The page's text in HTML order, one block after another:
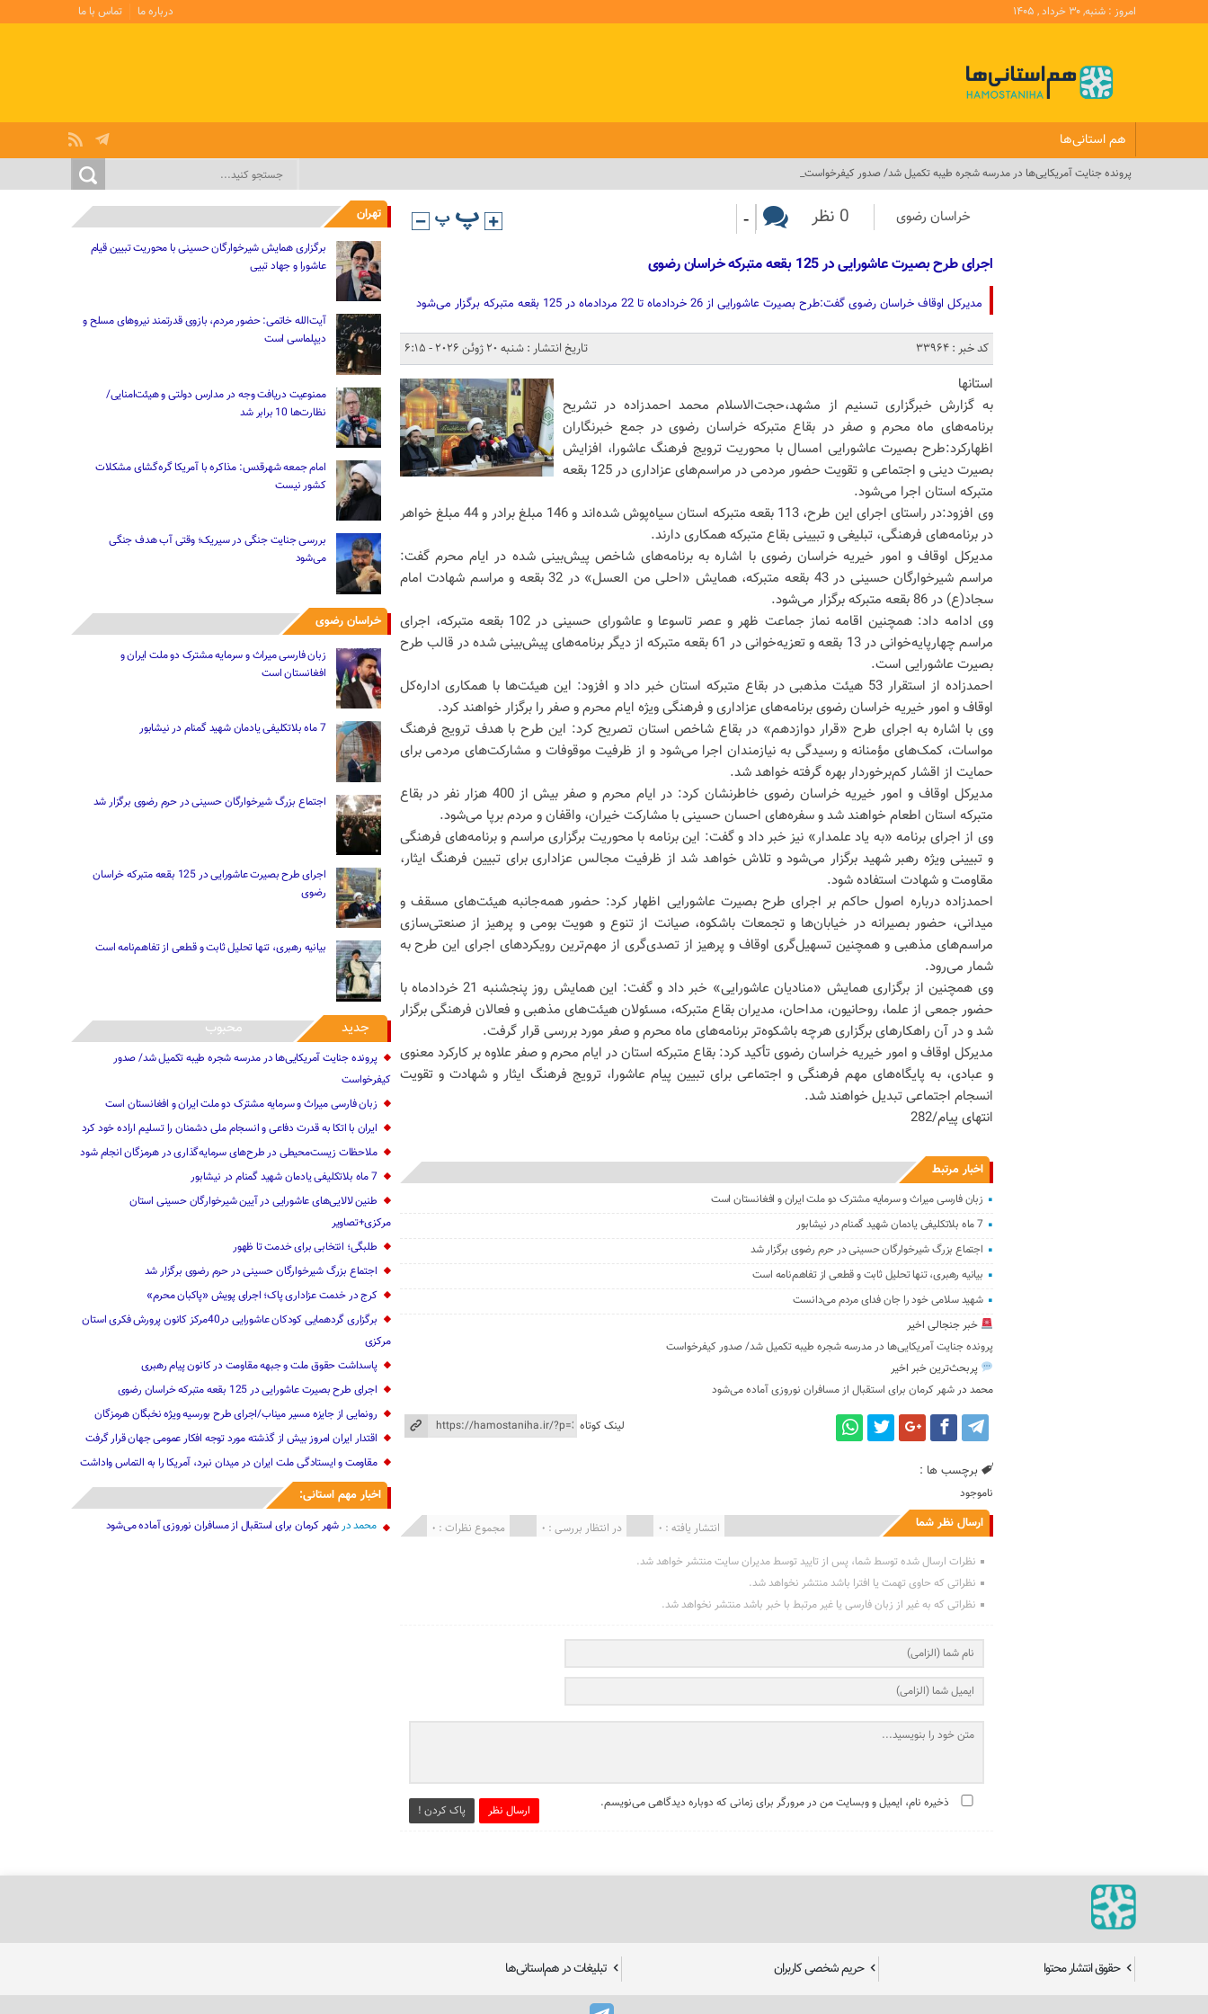
امروز : شنبه, ۳۰ خرداد , ۱۴۰۵ درباره ما تماس با ما
هم استانی‌ها
پرونده جنایت ‌آمریکایی‌ها در مدرسه شجره طیبه تکمیل شد/ صدور کیفرخواست_
خراسان رضوی 0 نظر -
اجرای طرح بصیرت عاشورایی در 125 بقعه متبرکه خراسان رضوی
مدیرکل اوقاف خراسان رضوی گفت:طرح بصیرت عاشورایی از 26 خردادماه تا 22 مردادماه در 125 بقعه متبرکه برگزار می‌شود
کد خبر : 33964
تاریخ انتشار : شنبه 20 ژوئن 2026 - 6:15
استانها
به گزارش خبرگزاری تسنیم از مشهد،حجت‌الاسلام محمد احمدزاده در تشریح
برنامه‌های ماه محرم و صفر در بقاع متبرکه خراسان رضوی در جمع خبرنگاران
اظهارکرد:طرح بصیرت عاشورایی امسال با محوریت ترویج فرهنگ عاشورا، افزایش
بصیرت دینی و اجتماعی و تقویت حضور مردمی در مراسم‌های عزاداری در 125 بقعه
متبرکه استان اجرا می‌شود.
وی افزود:در راستای اجرای این طرح، 113 بقعه متبرکه استان سیاه‌پوش شده‌اند و 146 مبلغ برادر و 44 مبلغ خواهر
در برنامه‌های فرهنگی، تبلیغی و تبیینی بقاع متبرکه همکاری دارند.
مدیرکل اوقاف و امور خیریه خراسان رضوی با اشاره به برنامه‌های شاخص پیش‌بینی شده در ایام محرم گفت:
مراسم شیرخوارگان حسینی در 43 بقعه متبرکه، همایش «احلی من العسل» در 32 بقعه و مراسم شهادت امام
سجاد(ع) در 86 بقعه متبرکه برگزار می‌شود.
وی ادامه داد: همچنین اقامه نماز جماعت ظهر و عصر تاسوعا و عاشورای حسینی در 102 بقعه متبرکه، اجرای
مراسم چهارپایه‌خوانی در 13 بقعه و تعزیه‌خوانی در 61 بقعه متبرکه از دیگر برنامه‌های پیش‌بینی شده در قالب طرح
بصیرت عاشورایی است.
احمدزاده از استقرار 53 هیئت مذهبی در بقاع متبرکه استان خبر داد و افزود: این هیئت‌ها با همکاری اداره‌کل
اوقاف و امور خیریه خراسان رضوی برنامه‌های عزاداری و فرهنگی ویژه ایام محرم و صفر را برگزار خواهند کرد.
وی با اشاره به اجرای طرح «قرار دوازدهم» در بقاع شاخص استان تصریح کرد: این طرح با هدف ترویج فرهنگ
مواسات، کمک‌های مؤمنانه و رسیدگی به نیازمندان اجرا می‌شود و از ظرفیت موقوفات و مشارکت‌های مردمی برای
حمایت از اقشار کم‌برخوردار بهره گرفته خواهد شد.
مدیرکل اوقاف و امور خیریه خراسان رضوی خاطرنشان کرد: در ایام محرم و صفر بیش از 400 هزار نفر در بقاع
متبرکه استان اطعام خواهند شد و سفره‌های احسان حسینی با مشارکت خیران، واقفان و مردم برپا می‌شود.
وی از اجرای برنامه «به یاد علمدار» نیز خبر داد و گفت: این برنامه با محوریت برگزاری مراسم و برنامه‌های فرهنگی
و تبیینی ویژه رهبر شهید برگزار می‌شود و تلاش خواهد شد از ظرفیت مجالس عزاداری برای تبیین فرهنگ ایثار،
مقاومت و شهادت استفاده شود.
احمدزاده درباره اصول حاکم بر اجرای طرح بصیرت عاشورایی اظهار کرد: حضور همه‌جانبه هیئت‌های مسقف و
میدانی، حضور بصیرانه در خیابان‌ها و تجمعات باشکوه، صیانت از تنوع و هویت بومی و پرهیز از صنعتی‌سازی
مراسم‌های مذهبی و همچنین تسهیل‌گری اوقاف و پرهیز از تصدی‌گری از مهم‌ترین رویکردهای اجرای این طرح به
شمار می‌رود.
وی همچنین از برگزاری همایش «منادیان عاشورایی» خبر داد و گفت: این همایش روز پنجشنبه 21 خردادماه با
حضور جمعی از علما، روحانیون، مداحان، مدیران بقاع متبرکه، مسئولان هیئت‌های مذهبی و فعالان فرهنگی برگزار
شد و در آن راهکارهای برگزاری هرچه باشکوه‌تر برنامه‌های ماه محرم و صفر مورد بررسی قرار گرفت.
مدیرکل اوقاف و امور خیریه خراسان رضوی تأکید کرد: بقاع متبرکه استان در ایام محرم و صفر علاوه بر کارکرد معنوی
و عبادی، به پایگاه‌های مهم فرهنگی و اجتماعی برای تبیین پیام عاشورا، ترویج فرهنگ ایثار و شهادت و تقویت
انسجام اجتماعی تبدیل خواهند شد.
انتهای پیام/282
اخبار مرتبط
زبان فارسی میراث و سرمایه مشترک دو ملت ایران و افغانستان است
7 ماه بلاتکلیفی یادمان شهید گمنام در نیشابور
اجتماع بزرگ شیرخوارگان حسینی در حرم رضوی برگزار شد
بیانیه رهبری، تنها تحلیل ثابت و قطعی از تفاهم‌نامه است
شهید سلامی خود را جان فدای مردم می‌دانست
خبر جنجالی اخیر
پرونده جنایت ‌آمریکایی‌ها در مدرسه شجره طیبه تکمیل شد/ صدور کیفرخواست
پربحث‌ترین خبر اخیر
محمد درشهر کرمان برای استقبال از مسافران نوروزی آماده می‌شود
لینک کوتاه
برچسب ها :
ناموجود
ارسال نظر شما مجموع نظرات : 0 در انتظار بررسی : 0 انتشار یافته : 0
نظرات ارسال شده توسط شما، پس از تایید توسط مدیران سایت منتشر خواهد شد.
نظراتی که حاوی تهمت یا افترا باشد منتشر نخواهد شد.
نظراتی که به غیر از زبان فارسی یا غیر مرتبط با خبر باشد منتشر نخواهد شد.
ارسال نظر پاک کردن ! ذخیره نام، ایمیل و وبسایت من در مرورگر برای زمانی که دوباره دیدگاهی می‌نویسم.
تهران
برگزاری همایش شیرخوارگان حسینی با محوریت تبیین قیام
عاشورا و جهاد تبیی
آیت‌الله خاتمی: حضور مردم، بازوی قدرتمند نیروهای مسلح و
دیپلماسی است
ممنوعیت دریافت وجه در مدارس دولتی و هیئت‌امنایی/
نظارت‌ها 10 برابر شد
امام جمعه شهرقدس: مذاکره با آمریکا گره‌گشای مشکلات
کشور نیست
بررسی جنایت جنگی در سیریک؛ وقتی آب هدف جنگی
می‌شود
خراسان رضوی
زبان فارسی میراث و سرمایه مشترک دو ملت ایران و
افغانستان است
7 ماه بلاتکلیفی یادمان شهید گمنام در نیشابور
اجتماع بزرگ شیرخوارگان حسینی در حرم رضوی برگزار شد
اجرای طرح بصیرت عاشورایی در 125 بقعه متبرکه خراسان
رضوی
بیانیه رهبری، تنها تحلیل ثابت و قطعی از تفاهم‌نامه است
جدید محبوب
پرونده جنایت ‌آمریکایی‌ها در مدرسه شجره طیبه تکمیل شد/ صدور
کیفرخواست
زبان فارسی میراث و سرمایه مشترک دو ملت ایران و افغانستان است
ایران با اتکا به قدرت دفاعی و انسجام ملی دشمنان را تسلیم اراده خود کرد
ملاحظات زیست‌محیطی در طرح‌های سرمایه‌گذاری در هرمزگان انجام شود
7 ماه بلاتکلیفی یادمان شهید گمنام در نیشابور
طنین لالایی‌های عاشورایی در آیین شیرخوارگان حسینی استان
مرکزی+تصاویر
طلبگی؛ انتخابی برای خدمت تا ظهور
اجتماع بزرگ شیرخوارگان حسینی در حرم رضوی برگزار شد
کرج در خدمت عزاداری پاک؛ اجرای پویش «پاکبان محرم»
برگزاری گردهمایی کودکان عاشورایی در40مرکز کانون پرورش فکری استان
مرکزی
پاسداشت حقوق ملت و جبهه مقاومت در کانون پیام رهبری
اجرای طرح بصیرت عاشورایی در 125 بقعه متبرکه خراسان رضوی
رونمایی از جایزه مسیر میناب/اجرای طرح بورسیه ویژه نخبگان هرمزگان
اقتدار ایران امروز بیش از گذشته مورد توجه افکار عمومی جهان قرار گرفت‌
مقاومت و ایستادگی ملت ایران در میدان نبرد، آمریکا را به التماس واداشت
اخبار مهم استانی:
محمددر شهر کرمان برای استقبال از مسافران نوروزی آماده می‌شود
حقوق انتشار محتوا حریم شخصی کاربران تبلیغات در هم‌استانی‌ها